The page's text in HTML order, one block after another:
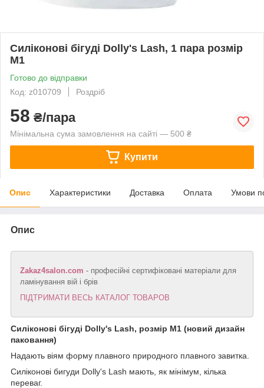
Силіконові бігуді Dolly's Lash, 1 пара розмір
М1
Готово до відправки
Код: z010709
Роздріб
58 ₴/пара
Мінімальна сума замовлення на сайті — 500 ₴
Купити
Опис Характеристики Доставка Оплата Умови
Опис
Zakaz4salon.com - професійні сертифіковані матеріали для
ламінування вій і брів
ПІДТРИМАТИ ВЕСЬ КАТАЛОГ ТОВАРОВ
Силіконові бігуді Dolly's Lash, розмір М1 (новий дизайн
паковання)
Надають віям форму плавного природного плавного завитка.
Силіконові бигуди Dolly's Lash мають, як мінімум, кілька
переваг.